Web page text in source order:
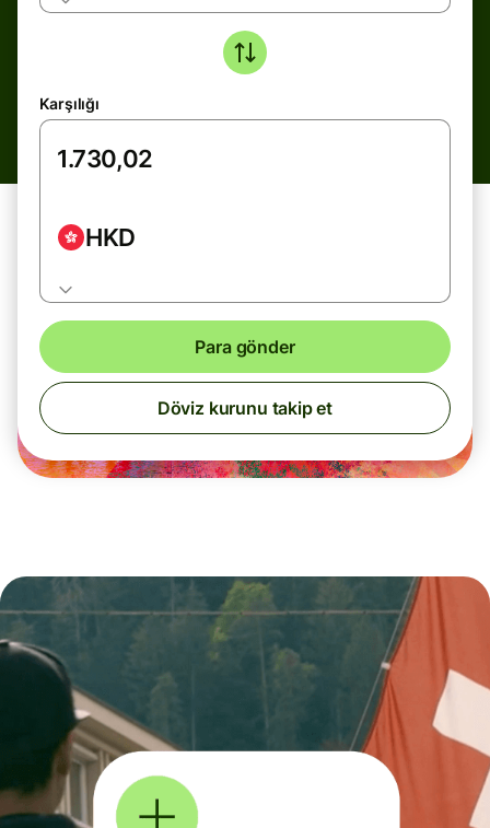
Karşılığı
HKD
Para gönder
Döviz kurunu takip et